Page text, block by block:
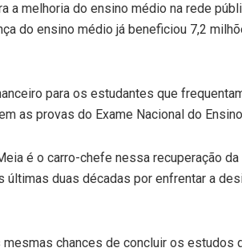
a melhoria do ensino médio na rede
do ensino médio já beneficiou 7,2
para os estudantes que
as provas do Exame Nacional do
é o carro-chefe nessa recuperação
duas décadas por enfrentar a
chances de concluir os estudos